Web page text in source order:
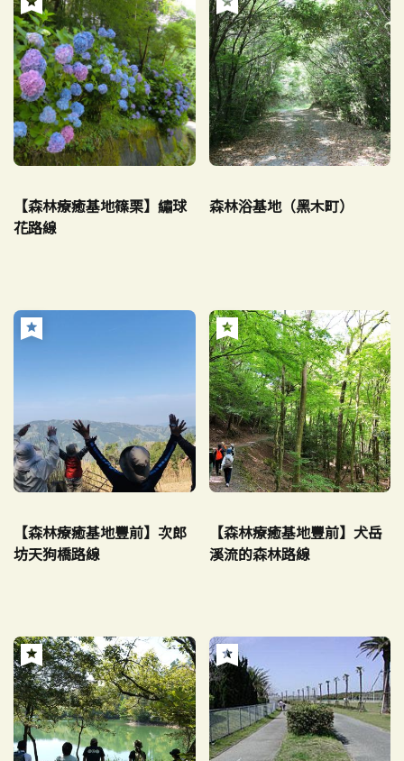
【森林療癒基地篠栗】繡球
花路線
森林浴基地（黑木町）
【森林療癒基地豐前】次郎
坊天狗橋路線
【森林療癒基地豐前】犬岳
溪流的森林路線